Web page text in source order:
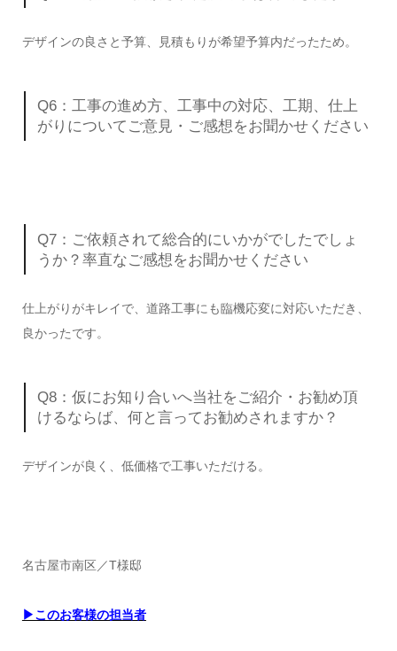
デザインの良さと予算、見積もりが希望予算内だったため。
Q6：工事の進め方、工事中の対応、工期、仕上
がりについてご意見・ご感想をお聞かせください
Q7：ご依頼されて総合的にいかがでしたでしょ
うか？率直なご感想をお聞かせください
仕上がりがキレイで、道路工事にも臨機応変に対応いただき、
良かったです。
Q8：仮にお知り合いへ当社をご紹介・お勧め頂
けるならば、何と言ってお勧めされますか？
デザインが良く、低価格で工事いただける。
名古屋市南区／T様邸
▶このお客様の担当者